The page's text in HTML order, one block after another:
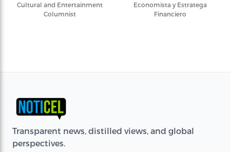
Cultural and Entertainment
Columnist
Economista y Estratega
Financiero
Transparent news, distilled views, and global
perspectives.